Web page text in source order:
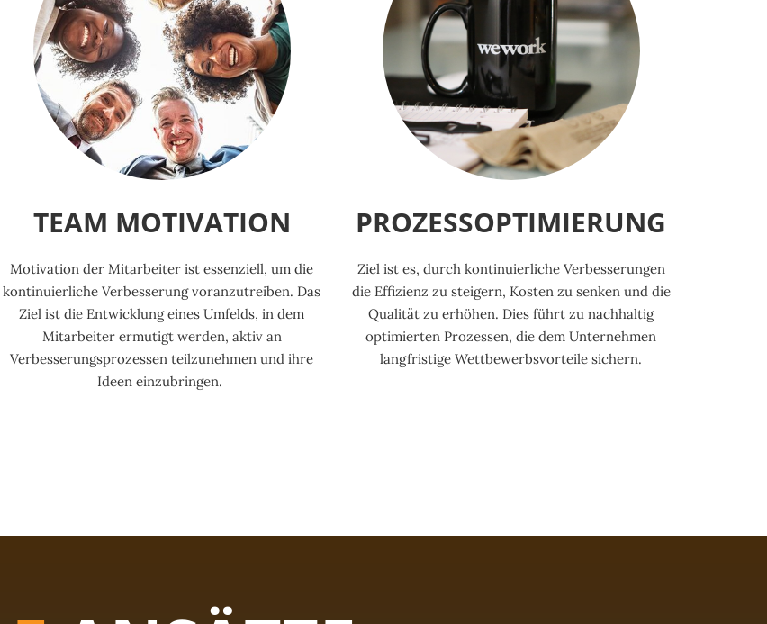
TEAM MOTIVATION
Motivation der Mitarbeiter ist essenziell, um die
kontinuierliche Verbesserung voranzutreiben. Das
Ziel ist die Entwicklung eines Umfelds, in dem
Mitarbeiter ermutigt werden, aktiv an
Verbesserungsprozessen teilzunehmen und ihre
Ideen einzubringen.
PROZESSOPTIMIERUNG
Ziel ist es, durch kontinuierliche Verbesserungen
die Effizienz zu steigern, Kosten zu senken und die
Qualität zu erhöhen. Dies führt zu nachhaltig
optimierten Prozessen, die dem Unternehmen
langfristige Wettbewerbsvorteile sichern.